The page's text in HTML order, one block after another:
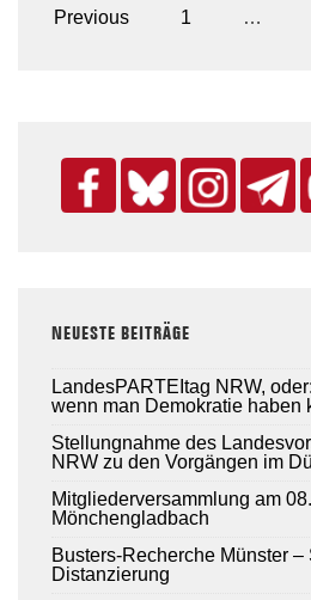
Seitennummerierung
Previous 1 …
NEUESTE BEITRÄGE
LandesPARTEItag NRW,
wenn man Demokratie haben
Stellungnahme des
NRW zu den Vorgängen im
Mitgliederversammlung am
Mönchengladbach
Busters-Recherche Münster –
Distanzierung